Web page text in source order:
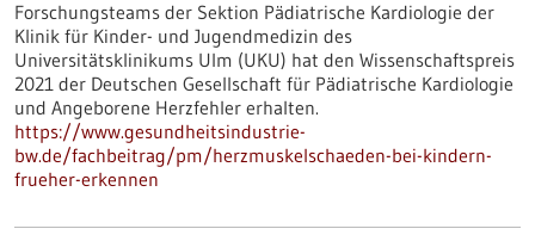
Forschungsteams der Sektion Pädiatrische Kardiologie der
Klinik für Kinder- und Jugendmedizin des
Universitätsklinikums Ulm (UKU) hat den Wissenschaftspreis
2021 der Deutschen Gesellschaft für Pädiatrische Kardiologie
und Angeborene Herzfehler erhalten.
https://www.gesundheitsindustrie-
bw.de/fachbeitrag/pm/herzmuskelschaeden-bei-kindern-
frueher-erkennen